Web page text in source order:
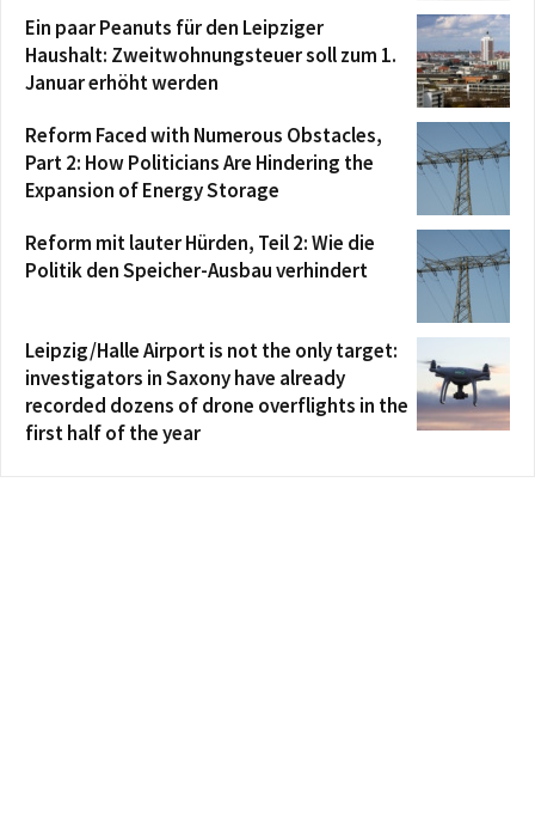
Ein paar Peanuts für den Leipziger
Haushalt: Zweitwohnungsteuer soll zum 1.
Januar erhöht werden
Reform Faced with Numerous Obstacles,
Part 2: How Politicians Are Hindering the
Expansion of Energy Storage
Reform mit lauter Hürden, Teil 2: Wie die
Politik den Speicher-Ausbau verhindert
Leipzig/Halle Airport is not the only target:
investigators in Saxony have already
recorded dozens of drone overflights in the
first half of the year